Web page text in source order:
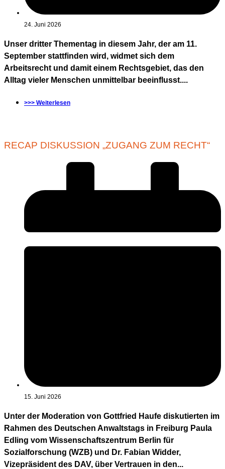
24. Juni 2026
Unser dritter Thementag in diesem Jahr, der am 11.
September stattfinden wird, widmet sich dem
Arbeitsrecht und damit einem Rechtsgebiet, das den
Alltag vieler Menschen unmittelbar beeinflusst....
>>> Weiterlesen
RECAP DISKUSSION „ZUGANG ZUM RECHT“
15. Juni 2026
Unter der Moderation von Gottfried Haufe diskutierten im
Rahmen des Deutschen Anwaltstags in Freiburg Paula
Edling vom Wissenschaftszentrum Berlin für
Sozialforschung (WZB) und Dr. Fabian Widder,
Vizepräsident des DAV, über Vertrauen in den...